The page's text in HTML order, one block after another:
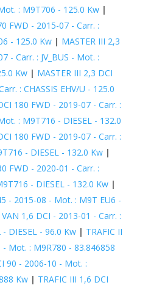
: M9T706 - 125.0 Kw|
FWD - 2015-07 - Carr. :
- 125.0 Kw| MASTER III 2,3
- Carr. : JV_BUS - Mot. :
Kw| MASTER III 2,3 DCI
: CHASSIS EHV/U - 125.0
180 FWD - 2019-07 - Carr. :
: M9T716 - DIESEL - 132.0
180 FWD - 2019-07 - Carr. :
- DIESEL - 132.0 Kw|
FWD - 2020-01 - Carr. :
- DIESEL - 132.0 Kw|
- 2015-08 - Mot. : M9T EU6 -
VAN 1,6 DCI - 2013-01 - Carr. :
DIESEL - 96.0 Kw| TRAFIC II
Mot. : M9R780 - 83.846858
90 - 2006-10 - Mot. :
Kw| TRAFIC III 1,6 DCI